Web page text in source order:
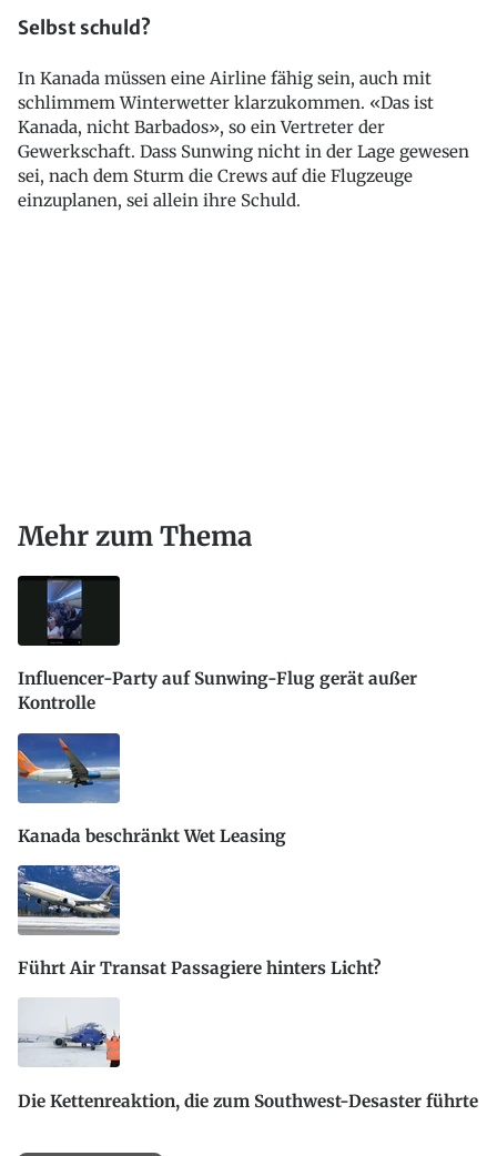
Selbst schuld?
In Kanada müssen eine Airline fähig sein, auch mit
schlimmem Winterwetter klarzukommen. «Das ist
Kanada, nicht Barbados», so ein Vertreter der
Gewerkschaft. Dass Sunwing nicht in der Lage gewesen
sei, nach dem Sturm die Crews auf die Flugzeuge
einzuplanen, sei allein ihre Schuld.
Mehr zum Thema
Influencer-Party auf Sunwing-Flug gerät außer
Kontrolle
Kanada beschränkt Wet Leasing
Führt Air Transat Passagiere hinters Licht?
Die Kettenreaktion, die zum Southwest-Desaster führte